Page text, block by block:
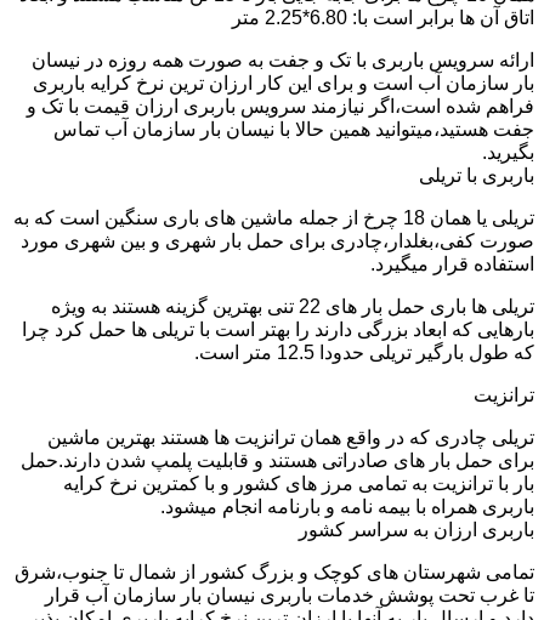
اتاق آن ها برابر است با: 6.80*2.25 متر
ارائه سرویس باربری با تک و جفت به صورت همه روزه در نیسان
بار سازمان آب است و برای این کار ارزان ترین نرخ کرایه باربری
فراهم شده است،اگر نیازمند سرویس باربری ارزان قیمت با تک و
جفت هستید،میتوانید همین حالا با نیسان بار سازمان آب تماس
بگیرید.
باربری با تریلی
تریلی یا همان 18 چرخ از جمله ماشین های باری سنگین است که به
صورت کفی،بغلدار،چادری برای حمل بار شهری و بین شهری مورد
استفاده قرار میگیرد.
تریلی ها باری حمل بار های 22 تنی بهترین گزینه هستند به ویژه
بارهایی که ابعاد بزرگی دارند را بهتر است با تریلی ها حمل کرد چرا
که طول بارگیر تریلی حدودا 12.5 متر است.
ترانزیت
تریلی چادری که در واقع همان ترانزیت ها هستند بهترین ماشین
برای حمل بار های صادراتی هستند و قابلیت پلمپ شدن دارند.حمل
بار با ترانزیت به تمامی مرز های کشور و با کمترین نرخ کرایه
باربری همراه با بیمه نامه و بارنامه انجام میشود.
باربری ارزان به سراسر کشور
تمامی شهرستان های کوچک و بزرگ کشور از شمال تا جنوب،شرق
تا غرب تحت پوشش خدمات باربری نیسان بار سازمان آب قرار